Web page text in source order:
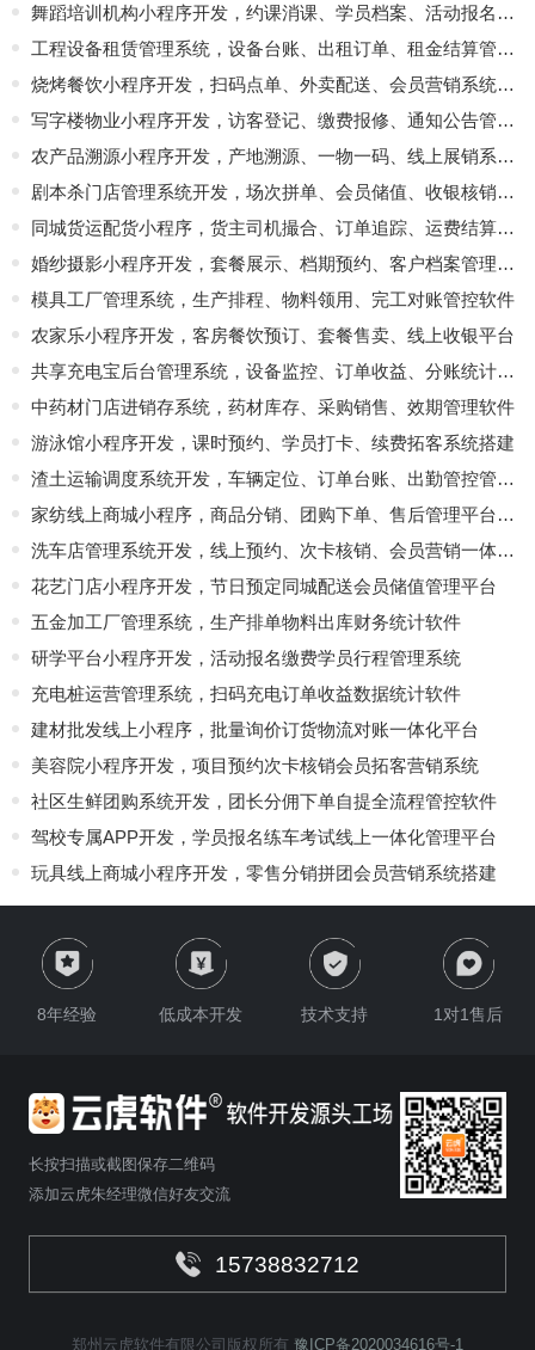
舞蹈培训机构小程序开发，约课消课、学员档案、活动报名平台
工程设备租赁管理系统，设备台账、出租订单、租金结算管控软件
烧烤餐饮小程序开发，扫码点单、外卖配送、会员营销系统定制
写字楼物业小程序开发，访客登记、缴费报修、通知公告管理软件
农产品溯源小程序开发，产地溯源、一物一码、线上展销系统搭建
剧本杀门店管理系统开发，场次拼单、会员储值、收银核销一体化平台
同城货运配货小程序，货主司机撮合、订单追踪、运费结算平台
婚纱摄影小程序开发，套餐展示、档期预约、客户档案管理系统
模具工厂管理系统，生产排程、物料领用、完工对账管控软件
农家乐小程序开发，客房餐饮预订、套餐售卖、线上收银平台
共享充电宝后台管理系统，设备监控、订单收益、分账统计开发
中药材门店进销存系统，药材库存、采购销售、效期管理软件
游泳馆小程序开发，课时预约、学员打卡、续费拓客系统搭建
渣土运输调度系统开发，车辆定位、订单台账、出勤管控管理软件
家纺线上商城小程序，商品分销、团购下单、售后管理平台定制
洗车店管理系统开发，线上预约、次卡核销、会员营销一体化软件
花艺门店小程序开发，节日预定同城配送会员储值管理平台
五金加工厂管理系统，生产排单物料出库财务统计软件
研学平台小程序开发，活动报名缴费学员行程管理系统
充电桩运营管理系统，扫码充电订单收益数据统计软件
建材批发线上小程序，批量询价订货物流对账一体化平台
美容院小程序开发，项目预约次卡核销会员拓客营销系统
社区生鲜团购系统开发，团长分佣下单自提全流程管控软件
驾校专属APP开发，学员报名练车考试线上一体化管理平台
玩具线上商城小程序开发，零售分销拼团会员营销系统搭建
8年经验 低成本开发 技术支持 1对1售后
长按扫描或截图保存二维码
添加云虎朱经理微信好友交流
15738832712
郑州云虎软件有限公司版权所有 豫ICP备2020034616号-1